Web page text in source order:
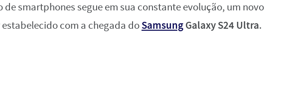
de smartphones segue em sua constante evolução, um novo
com a chegada doSamsungGalaxy S24 Ultra.